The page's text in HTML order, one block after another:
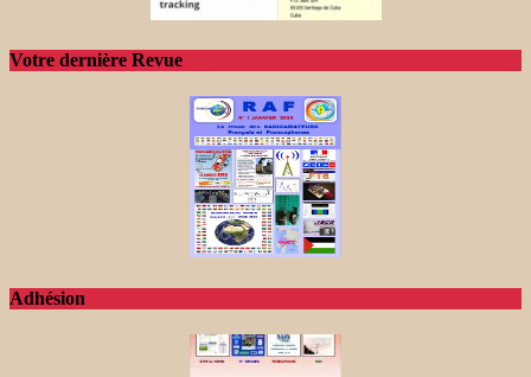
Votre dernière Revue
Adhésion